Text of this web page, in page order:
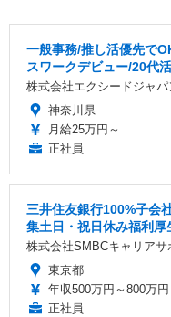
一般事務/推し活優先で
スワークデビュー/20代
株式会社エクシードジャパ
神奈川県
月給25万円～
正社員
三井住友銀行100%子会
集土日・祝日休み福利厚
株式会社SMBCキャリアサ
東京都
年収500万円～800万円
正社員